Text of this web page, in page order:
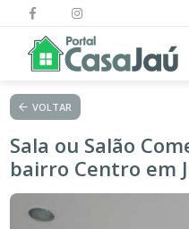
VOLTAR
Sala ou Salão
bairro Centro em